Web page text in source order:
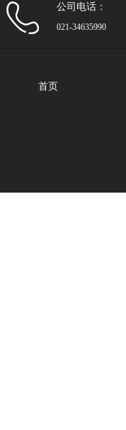
公司电话：
021-34635990
首页